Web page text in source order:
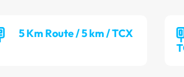
5 Km Route / 5 km / TCX